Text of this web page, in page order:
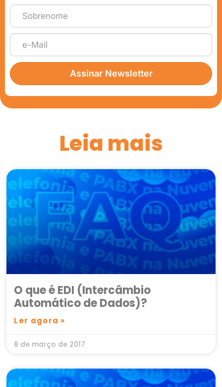
Assinar Newsletter
Leia mais
O que é EDI (Intercâmbio
Automático de Dados)?
Ler agora »
8 de março de 2017